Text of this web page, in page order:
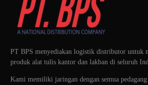
PT BPS menyediakan logistik distributor untuk
produk alat tulis kantor dan lakban di seluruh
Kami memiliki jaringan dengan semua